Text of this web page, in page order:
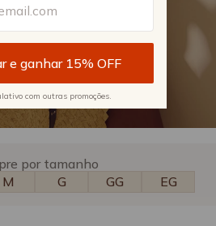
com outras promoções.
por tamanho
M G GG EG